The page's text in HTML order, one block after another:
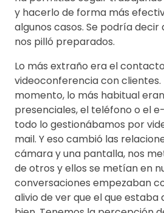
y hacerlo de forma más
algunos casos. Se podría
nos pilló preparados.
Lo más extraño era el
videoconferencia con clientes.
momento, lo más habitual
presenciales, el teléfono o el
todo lo gestionábamos por
mail. Y eso cambió las
cámara y una pantalla, nos
de otros y ellos se metían en
conversaciones empezaban
alivio de ver que el que